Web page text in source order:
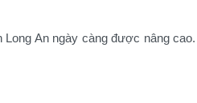
An ngày càng được nâng